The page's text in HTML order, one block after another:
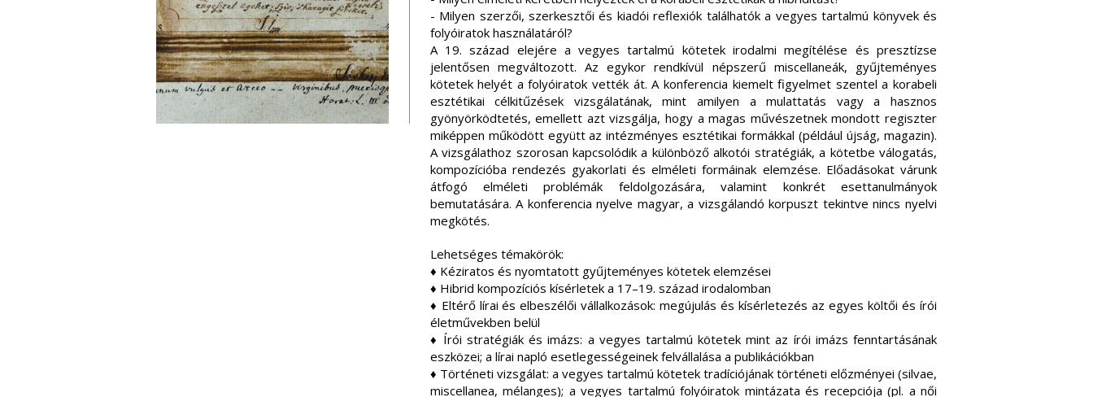
- Milyen szerzői, szerkesztői és kiadói reflexiók találhatók a vegyes tartalmú könyvek és
folyóiratok használatáról?
A 19. század elejére a vegyes tartalmú kötetek irodalmi megítélése és presztízse
jelentősen megváltozott. Az egykor rendkívül népszerű miscellaneák, gyűjteményes
kötetek helyét a folyóiratok vették át. A konferencia kiemelt figyelmet szentel a korabeli
esztétikai célkitűzések vizsgálatának, mint amilyen a mulattatás vagy a hasznos
gyönyörködtetés, emellett azt vizsgálja, hogy a magas művészetnek mondott regiszter
miképpen működött együtt az intézményes esztétikai formákkal (például újság, magazin).
A vizsgálathoz szorosan kapcsolódik a különböző alkotói stratégiák, a kötetbe válogatás,
kompozícióba rendezés gyakorlati és elméleti formáinak elemzése. Előadásokat várunk
átfogó elméleti problémák feldolgozására, valamint konkrét esettanulmányok
bemutatására. A konferencia nyelve magyar, a vizsgálandó korpuszt tekintve nincs nyelvi
megkötés.
Lehetséges témakörök:
♦ Kéziratos és nyomtatott gyűjteményes kötetek elemzései
♦ Hibrid kompozíciós kísérletek a 17–19. század irodalomban
♦ Eltérő lírai és elbeszélői vállalkozások: megújulás és kísérletezés az egyes költői és írói
életművekben belül
♦ Írói stratégiák és imázs: a vegyes tartalmú kötetek mint az írói imázs fenntartásának
eszközei; a lírai napló esetlegességeinek felvállalása a publikációkban
♦ Történeti vizsgálat: a vegyes tartalmú kötetek tradíciójának történeti előzményei (silvae,
miscellanea, mélanges); a vegyes tartalmú folyóiratok mintázata és recepciója (pl. a női